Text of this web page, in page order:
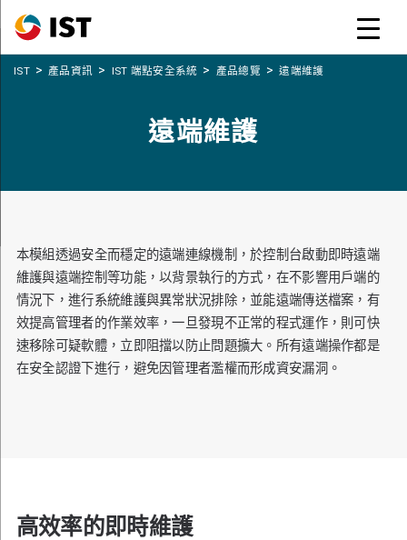
IST > 產品資訊 > IST 端點安全系統 > 產品總覽 > 遠端維護
遠端維護
本模組透過安全而穩定的遠端連線機制，於控制台啟動即時遠端
維護與遠端控制等功能，以背景執行的方式，在不影響用戶端的
情況下，進行系統維護與異常狀況排除，並能遠端傳送檔案，有
效提高管理者的作業效率，一旦發現不正常的程式運作，則可快
速移除可疑軟體，立即阻擋以防止問題擴大。所有遠端操作都是
在安全認證下進行，避免因管理者濫權而形成資安漏洞。
高效率的即時維護